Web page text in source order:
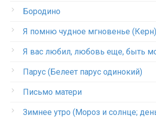
Бородино
Я помню чудное мгновенье (Керн)
Я вас любил, любовь еще, быть
Парус (Белеет парус одинокий)
Письмо матери
Зимнее утро (Мороз и солнце;